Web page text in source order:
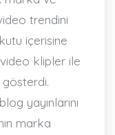
trendini
içerisine
klipler ile
gösterdi.
yayınlarını
marka